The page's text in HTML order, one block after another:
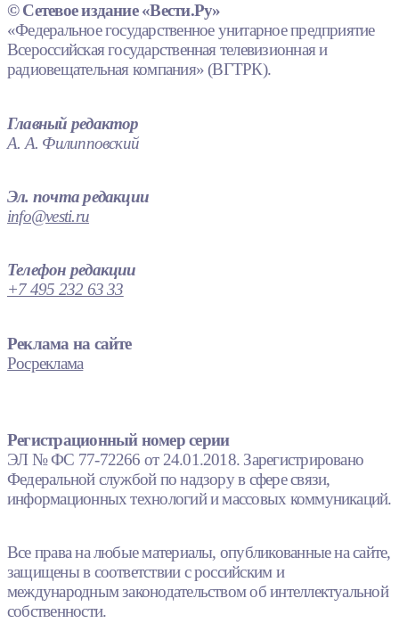
© Сетевое издание «Вести.Ру»
«Федеральное государственное унитарное предприятие
Всероссийская государственная телевизионная и
радиовещательная компания» (ВГТРК).
Главный редактор
А. А. Филипповский
Эл. почта редакции
info@vesti.ru
Телефон редакции
+7 495 232 63 33
Реклама на сайте
Росреклама
Регистрационный номер серии
ЭЛ № ФС 77-72266 от 24.01.2018. Зарегистрировано
Федеральной службой по надзору в сфере связи,
информационных технологий и массовых коммуникаций.
Все права на любые материалы, опубликованные на сайте,
защищены в соответствии с российским и
международным законодательством об интеллектуальной
собственности.